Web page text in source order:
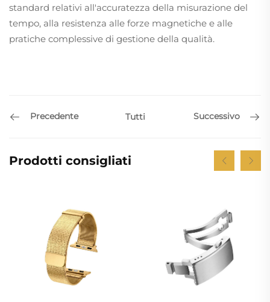
standard relativi all'accuratezza della misurazione del
tempo, alla resistenza alle forze magnetiche e alle
pratiche complessive di gestione della qualità.
Precedente Tutti Successivo
Prodotti consigliati